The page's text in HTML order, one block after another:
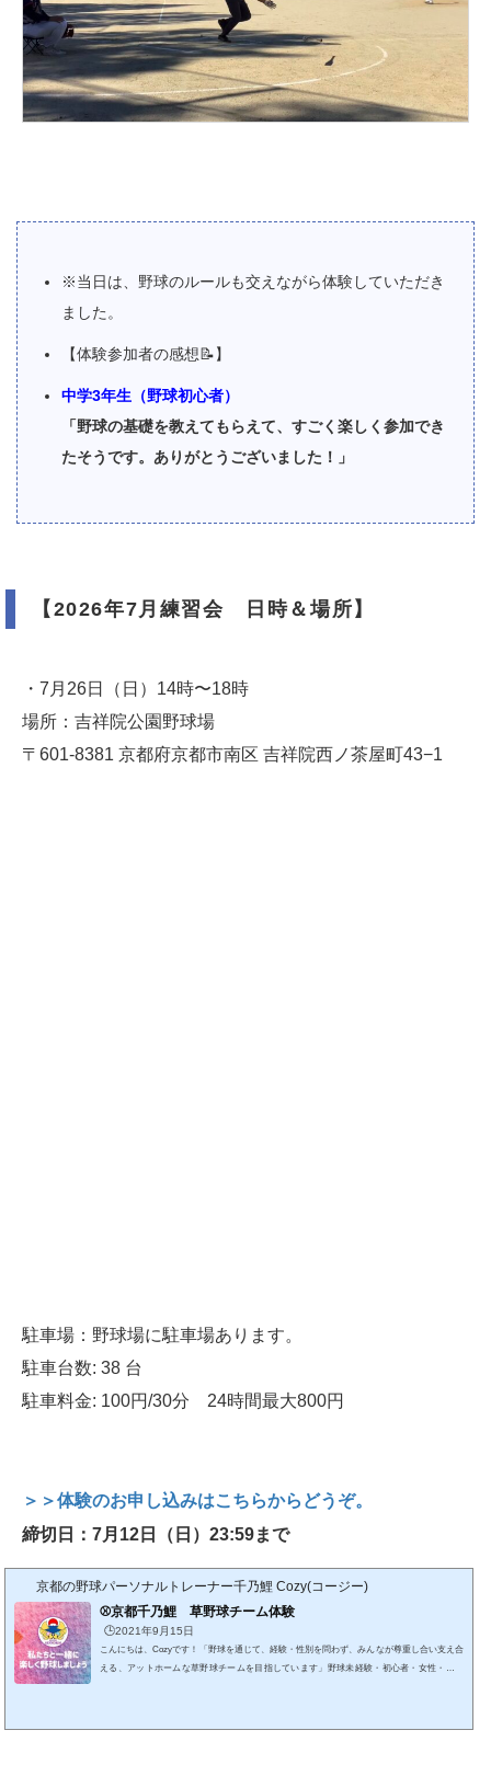
※当日は、野球のルールも交えながら体験していただき
ました。
【体験参加者の感想📝】
中学3年生（野球初心者）
「野球の基礎を教えてもらえて、すごく楽しく参加でき
たそうです。ありがとうございました！」
【2026年7月練習会 日時＆場所】
・7月26日（日）14時〜18時
場所：吉祥院公園野球場
〒601-8381 京都府京都市南区 吉祥院西ノ茶屋町43−1
駐車場：野球場に駐車場あります。
駐車台数: 38 台
駐車料金: 100円/30分 24時間最大800円
＞＞体験のお申し込みはこちらからどうぞ。
締切日：7月12日（日）23:59まで
京都の野球パーソナルトレーナー千乃鯉 Cozy(コージー)
⚾️京都千乃鯉 草野球チーム体験
🕒️2021年9月15日
こんにちは、Cozyです！「野球を通じて、経験・性別を問わず、みんなが尊重し合い支え合
える、アットホームな草野球チームを目指しています」野球未経験・初心者・女性・ご夫